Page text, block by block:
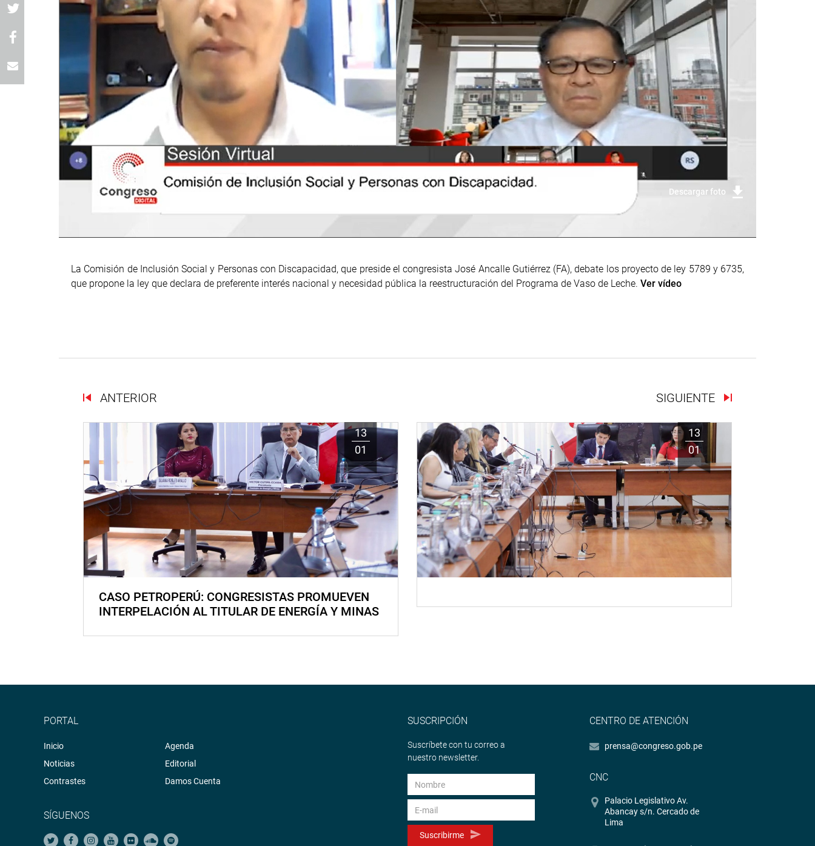
Descargar foto
La Comisión de Inclusión Social y Personas con Discapacidad, que preside el congresista José Ancalle Gutiérrez (FA), debate los proyecto de ley 5789 y 6735,
que propone la ley que declara de preferente interés nacional y necesidad pública la reestructuración del Programa de Vaso de Leche. Ver vídeo
ANTERIOR SIGUIENTE
13
01
CASO PETROPERÚ: CONGRESISTAS PROMUEVEN
INTERPELACIÓN AL TITULAR DE ENERGÍA Y MINAS
13
01
PORTAL
Inicio
Noticias
Contrastes
Agenda
Editorial
Damos Cuenta
SÍGUENOS
SUSCRIPCIÓN
Suscríbete con tu correo a
nuestro newsletter.
Suscribirme
CENTRO DE ATENCIÓN
prensa@congreso.gob.pe
CNC
Palacio Legislativo Av.
Abancay s/n. Cercado de
Lima